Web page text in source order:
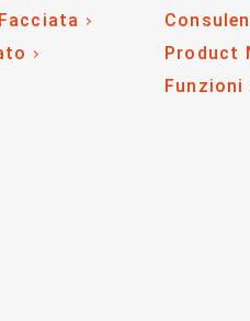
Product